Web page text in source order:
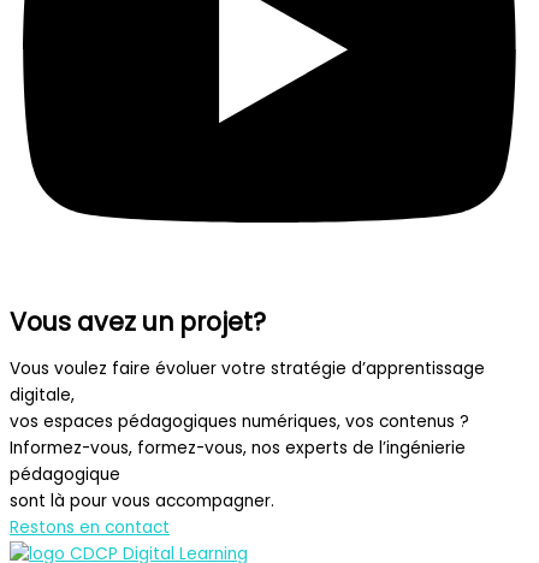
Vous avez un projet?
Vous voulez faire évoluer votre stratégie d’apprentissage
digitale,
vos espaces pédagogiques numériques, vos contenus ?
Informez-vous, formez-vous, nos experts de l’ingénierie
pédagogique
sont là pour vous accompagner.
Restons en contact